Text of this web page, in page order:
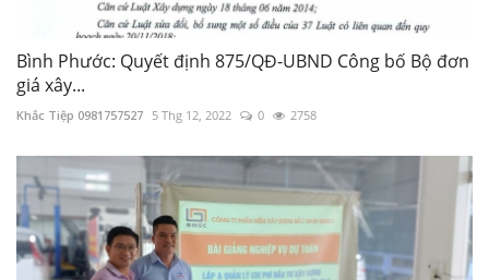
Bình Phước: Quyết định 875/QĐ-UBND Công bố Bộ đơn
giá xây...
Khắc Tiệp 0981757527 5 Thg 12, 2022 0 2758